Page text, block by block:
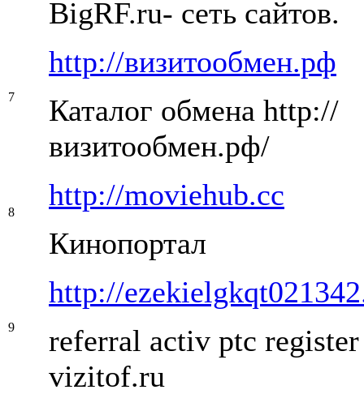
BigRF.ru- сеть сайтов.
7
http://визитообмен.рф
Каталог обмена http://
визитообмен.рф/
8
http://moviehub.cc
Кинопортал
9
http://
referral activ ptc register
vizitof.ru